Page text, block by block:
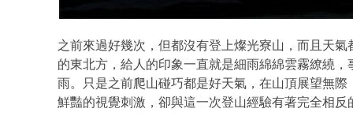
之前來過好幾次，但都沒有登上燦光寮山，而且天
的東北方，給人的印象一直就是細雨綿綿雲霧繚繞
雨。只是之前爬山碰巧都是好天氣，在山頂展望無
鮮豔的視覺刺激，卻與這一次登山經驗有著完全相反